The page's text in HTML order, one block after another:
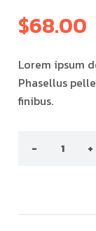
คะแนนเต็ม
บนการให้
$68.00
Lorem ipsum
Phasellus
finibus.